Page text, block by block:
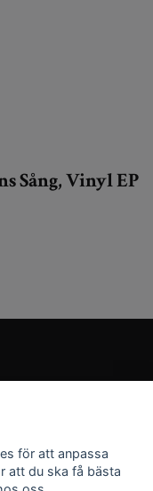
Sång, Vinyl EP
för att anpassa
att du ska få bästa